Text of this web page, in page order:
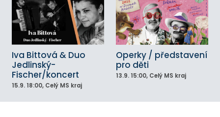
Iva Bittová & Duo
Jedlinský-
Fischer/koncert
15.9. 18:00, Celý MS kraj
Operky / představení
pro děti
13.9. 15:00, Celý MS kraj